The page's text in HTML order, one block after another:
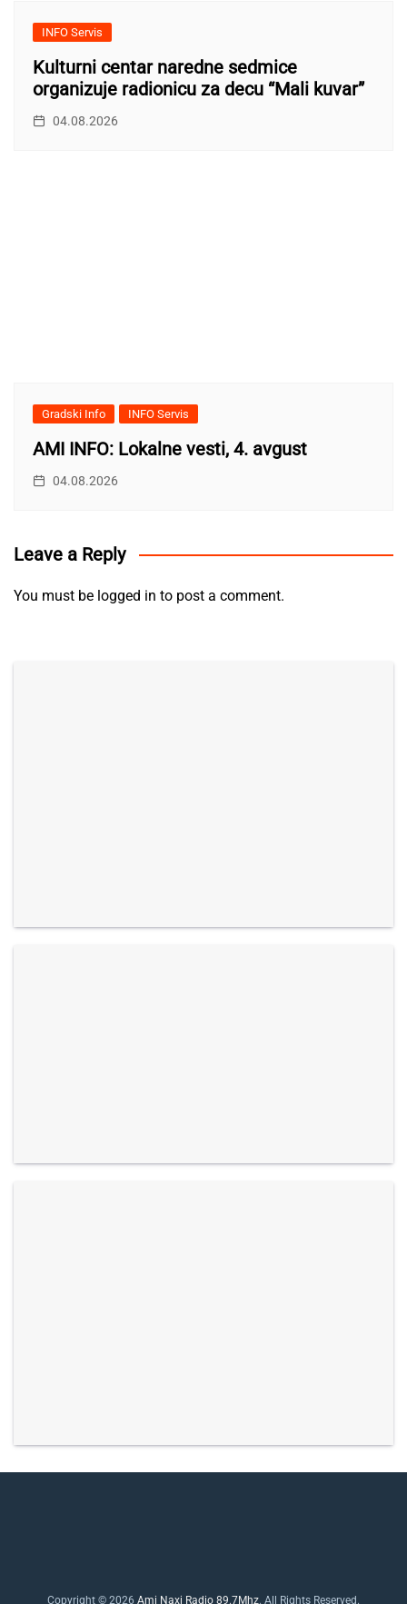
INFO Servis
Kulturni centar naredne sedmice
organizuje radionicu za decu “Mali kuvar”
04.08.2026
Gradski Info INFO Servis
AMI INFO: Lokalne vesti, 4. avgust
04.08.2026
Leave a Reply
You must be logged in to post a comment.
Copyright © 2026 Ami Naxi Radio 89.7Mhz. All Rights Reserved.